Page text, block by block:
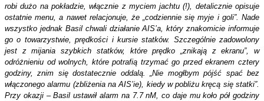
robi dużo na pokładzie, włącznie z myciem jachtu (!), detalicznie opisuje
ostatniemenu , a nawet relacjonuje, że „codziennie się myje i goli”. Nade
wszystko jednak Basil chwali działanie AIS’a, który znakomicie informuje
go o towarzystwie, prędkości i kursie statków. Szczególnie zadowolony
jest z mijania szybkich statków, które prędko „znikają z ekranu”, w
odróżnieniu od wolnych, które potrafią trzymać go przed ekranem cztery
godziny, znim się dostatecznie oddalą. „Nie mogłbym pójść spać bez
włączonego alarmu (zbliżenia na AIS’ie), kiedy w pobliżu kręcą się statki”.
Przy okazji – Basil ustawił alarm na 7.7 nM, co daje mu koło pół godziny